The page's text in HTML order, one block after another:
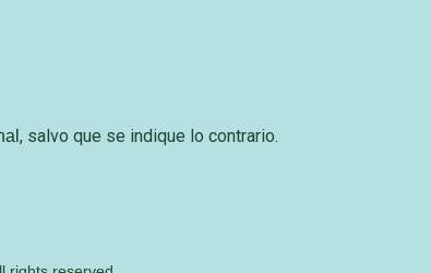
, salvo que se indique lo contrario.